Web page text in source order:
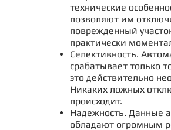
технические
позволяют им
поврежденный
практически
Селективность.
срабатывает только
это действительно
Никаких ложных
происходит.
Надежность. Данные
обладают огромным